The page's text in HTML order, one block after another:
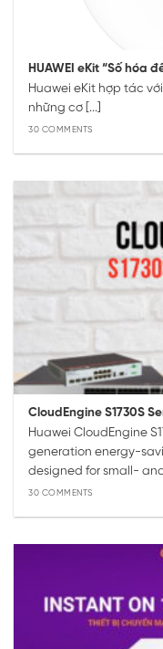
HUAWEI eKit “Số hóa
Huawei eKit hợp tác
những cơ [...]
30 COMMENTS
CloudEngine S1730S
Huawei CloudEngine
generation energy-
designed for small- and
30 COMMENTS